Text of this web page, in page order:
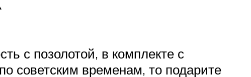
с позолотой, в комплекте с
советским временам, то подарите